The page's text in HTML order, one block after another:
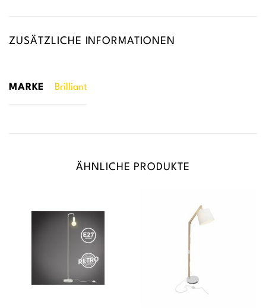
ZUSÄTZLICHE INFORMATIONEN
MARKE Brilliant
ÄHNLICHE PRODUKTE